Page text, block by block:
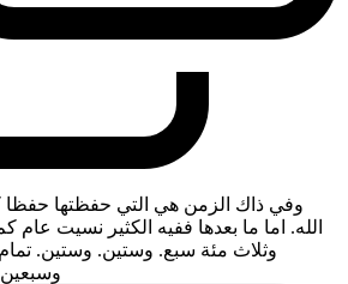
وفي ذاك الزمن هي التي حفظتها حفظا
الله. اما ما بعدها ففيه الكثير نسيت عام
وثلاث مئة سبع. وستين. وستين. تمام.